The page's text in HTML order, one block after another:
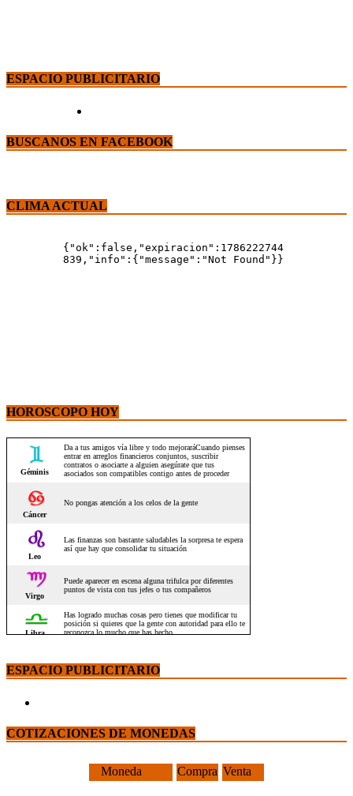
ESPACIO PUBLICITARIO
BUSCANOS EN FACEBOOK
CLIMA ACTUAL
HOROSCOPO HOY
ESPACIO PUBLICITARIO
COTIZACIONES DE MONEDAS
Moneda Compra Venta